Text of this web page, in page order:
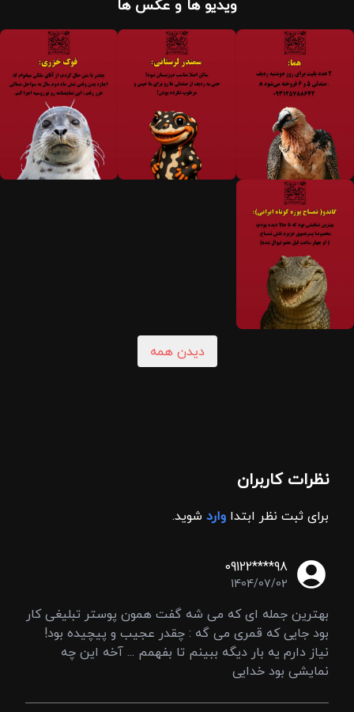
ویدیو ها و عکس ها
دیدن همه
نظرات کاربران
برای ثبت نظر ابتدا وارد شوید.
09122****98
1404/07/02
بهترین جمله ای که می شه گفت همون پوستر تبلیغی کار
بود جایی که قمری می گه : چقدر عجیب و پیچیده بود!
نیاز دارم یه بار دیگه ببینم تا بفهمم ... آخه این چه
نمایشی بود خدایی